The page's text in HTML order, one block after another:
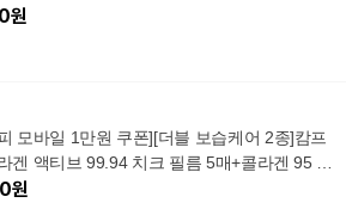
원
모바일 1만원 쿠폰][더블 보습케어 2종]캄프
겐 액티브 99.94 치크 필름 5매+콜라겐 95 앰
원